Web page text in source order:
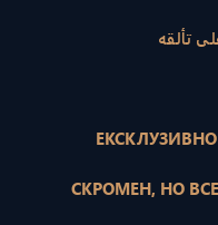
تألقه
СКРОМЕН, НО